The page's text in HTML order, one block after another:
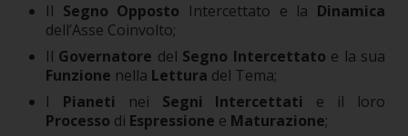
Il Segno Opposto Intercettato e la Dinamica
dell’Asse Coinvolto;
Il Governatore del Segno Intercettato e la sua
Funzione nella Lettura del Tema;
I Pianeti nei Segni Intercettati
e il loro
Processo di Espressione e Maturazione;